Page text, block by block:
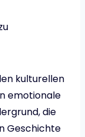
kulturellen
emotionale
die
Geschichte